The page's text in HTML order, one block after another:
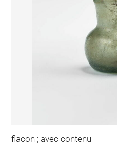
flacon ; avec contenu